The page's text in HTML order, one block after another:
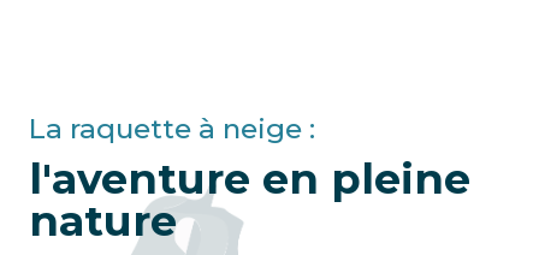
La raquette à neige :
l'aventure en pleine
nature